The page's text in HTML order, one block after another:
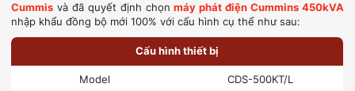
Cummis và đã quyết định chọnmáy phát điện Cummins 450kVA
nhập khẩu đồng bộ mới 100% với cấu hình cụ thể như sau:
Cấu hình thiết bị
Model CDS-500KT/L